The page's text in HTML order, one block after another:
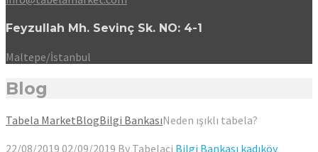
Feyzullah Mh. Sevinç Sk. NO: 4-1
Maltepe/İstanbul
Blog
Tabela MarketBlogBilgi BankasıNeden ışıklı tabela?
22/08/2019 02/09/2019 By Tabelaci Bilgi Bankası kadıköy